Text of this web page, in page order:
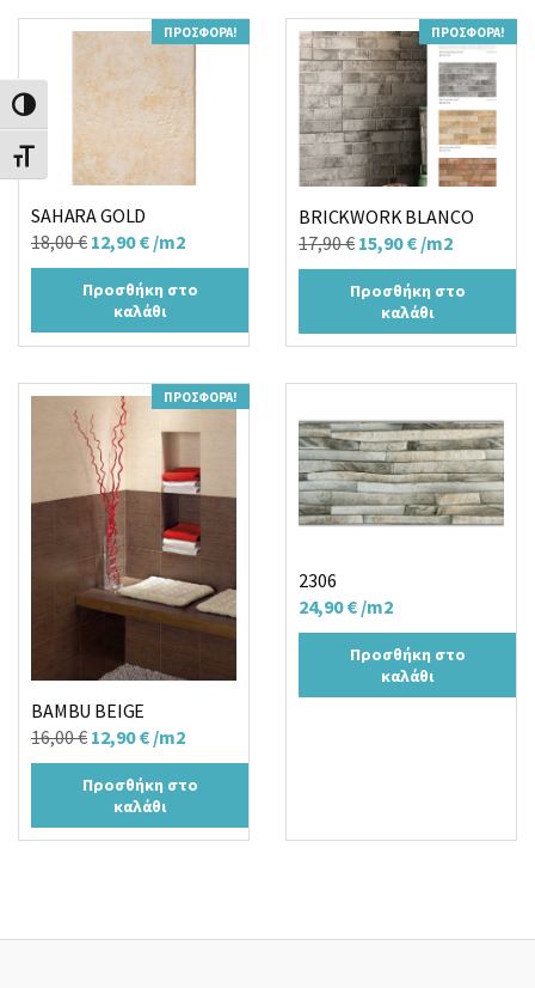
Εναλλαγή Υψηλής Αντίθεσης
Εναλλαγή Μεγέθους Γραμμάτων
ΠΡΟΣΦΟΡΆ!
SAHARA GOLD
18,00€ Original
price
was:
18,00 €.
12,90€Η
τρέχουσα
τιμή
είναι:
/m2
Προσθήκη στο
καλάθι
ΠΡΟΣΦΟΡΆ!
BRICKWORK BLANCO
17,90€ Original
price
was:
15,90€Η
τρέχουσα
τιμή
/m2
Προσθήκη στο
καλάθι
ΠΡΟΣΦΟΡΆ!
BAMBU BEIGE
16,00€ Original
price
was:
12,90€Η
τρέχουσα
τιμή
/m2
Προσθήκη στο
καλάθι
2306
24,90€ /m2
Προσθήκη στο
καλάθι